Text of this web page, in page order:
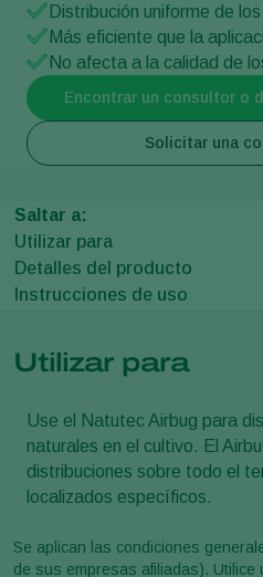
Distribución uniforme de
Más eficiente que la
No afecta a la calidad de
Encontrar un consultor o
Solicitar una
Saltar a:
Utilizar para
Detalles del producto
Instrucciones de uso
Utilizar para
Use el Natutec Airbug para
naturales en el cultivo. El
distribuciones sobre todo el
localizados específicos.
Se aplican las condiciones
de sus empresas afiliadas). Utilice